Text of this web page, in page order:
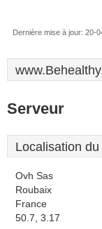
Dernière mise à jour: 20-
Serveur
Localisation
Ovh Sas
Roubaix
France
50.7, 3.17